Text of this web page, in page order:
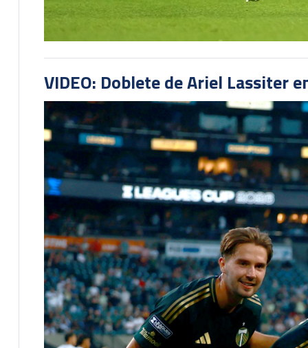
VIDEO: Doblete de Ariel Lassiter